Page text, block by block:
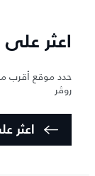
اعثر
حدد موقع أقرب
روڤر
اعثر